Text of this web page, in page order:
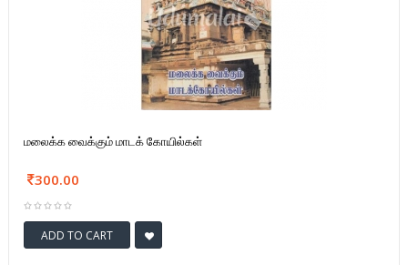
மலைக்க வைக்கும் மாடக் கோயில்கள்
300.00
ADD TO CART